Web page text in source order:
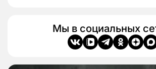
Мы в социальных